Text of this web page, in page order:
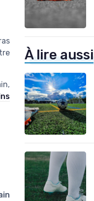
À lire aussi